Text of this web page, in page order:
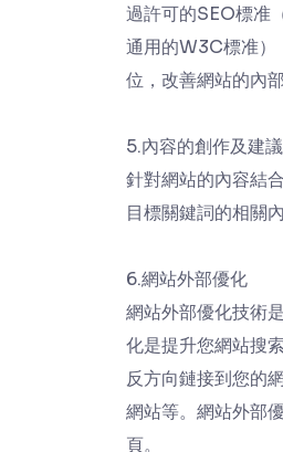
過許可的SEO標准
通用的W3C標准）
位，改善網站的內
5.內容的創作及建議
針對網站的內容結
目標關鍵詞的相關
6.網站外部優化
網站外部優化技術
化是提升您網站搜
反方向鏈接到您的
網站等。網站外部
頁。